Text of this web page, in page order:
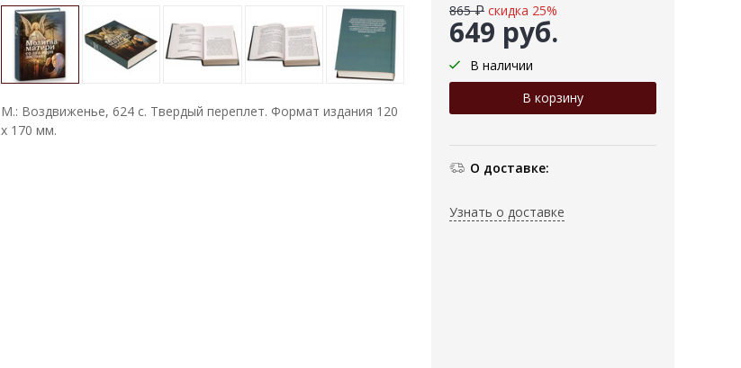
649 руб.
865 ₽ скидка 25%
В наличии
О доставке:
Узнать о доставке
М.: Воздвиженье, 624 с. Твердый переплет. Формат издания 120
х 170 мм.